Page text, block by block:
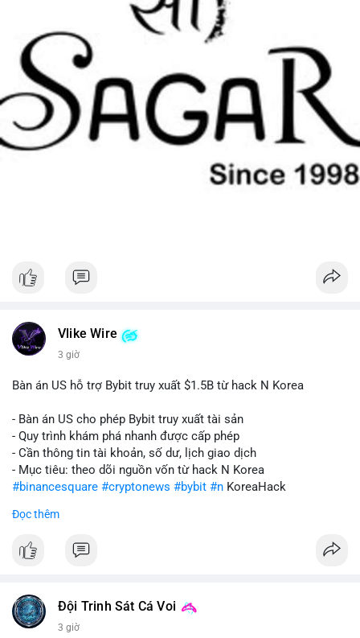
Vlike Wire
3 giờ
Bàn án US hỗ trợ Bybit truy xuất $1.5B từ hack N Korea
- Bàn án US cho phép Bybit truy xuất tài sản
- Quy trình khám phá nhanh được cấp phép
- Cần thông tin tài khoản, số dư, lịch giao dịch
- Mục tiêu: theo dõi nguồn vốn từ hack N Korea
#binancesquare #cryptonews #bybit #n KoreaHack
$btc $eth
#vlikevn #titanbot
Đọc thêm
Đội Trinh Sát Cá Voi
3 giờ